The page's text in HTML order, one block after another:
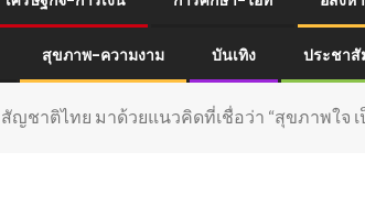
สุขภาพ-ความงาม บันเทิง ประชา
สัญชาติไทย มาด้วยแนวคิดที่เชื่อว่า “สุขภาพใจ